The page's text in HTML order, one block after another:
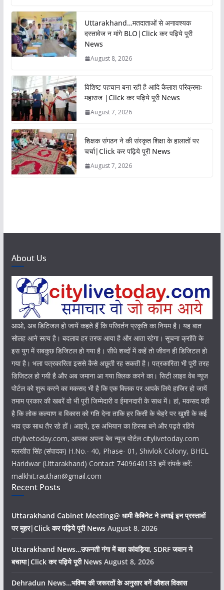
Uttarakhand…मतदाताओं से अनावश्यक
दस्तावेज न मांगे BLO|Click कर पढ़िये पूरी
News
August 8, 2026
विशिष्ट पहचान बना रही है आदि कैलाश परिक्रमाः
महाराज |Click कर पढ़िये पूरी News
August 7, 2026
शिक्षक संगठन ने की संस्कृत शिक्षा के हालातों पर
चर्चा|Click कर पढ़िये पूरी News
August 7, 2026
About Us
आओ, अब डिटिजल हो जायें कहते हैं कि परिवर्तन प्रकृति का नियम है। यह बात
सोलह आने सत्य है। बदलाव हर तरफ आया है और आता रहेगा। सूचना क्रांति के
इस युग में सबकुछ डिजिटल हो गया है। सीधे शब्दों में कहें तो जीवन ही डिजिटल हो
गया है। भला पत्रकारिता इससे कैसे अछूती रह सकती है। पत्रकारिता भी पूरी तरह
डिजिटल हो गयी है और अब जमाना आ गया क्लिक करने का। सिटी लाइव वेब न्यूज
पोर्टल को शुरू करने का मकसद भी है कि एक क्लिक पर आपके लिये हाजिर हो जायें
तमाम प्रकार की खबरें वो भी पूरी जिम्मेदारी व ईमानदारी के साथ में। हां, मकसद वही
है कि लोक कल्याण व विकास को गति देना ताकि हर किसी के चेहरे पर खुशी के कई
भाव एक साथ तैर रहे हों। आइये, इस अभियान का हिस्सा बने और पढ़ते रहिये
citylivetoday.com, आपका अपना बेव न्यूज पोर्टल citylivetoday.com
मलखीत सिंह (संपादक) H.No.- 40, Phase- 01, Shivlok Colony, BHEL
Haridwar (Uttarakhand) Contact 7409640133 हमें संपर्क करें:
malkhit.rauthan@gmail.com
Recent Posts
Uttarakhand Cabinet Meeting@ धामी कैबिनेट ने लगाई इन प्रस्तावों
पर मुहर|Click कर पढ़िये पूरी News August 8, 2026
Uttarakhand News…उफनती गंगा में बहा कांवड़िया, SDRF जवान ने
बचाया|Click कर पढ़िये पूरी News August 8, 2026
Dehradun News…भविष्य की जरूरतों के अनुसार बनें कौशल विकास